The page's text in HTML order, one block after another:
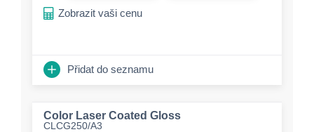
Zobrazit vaši cenu
Přidat do seznamu
Color Laser Coated Gloss
CLCG250/A3